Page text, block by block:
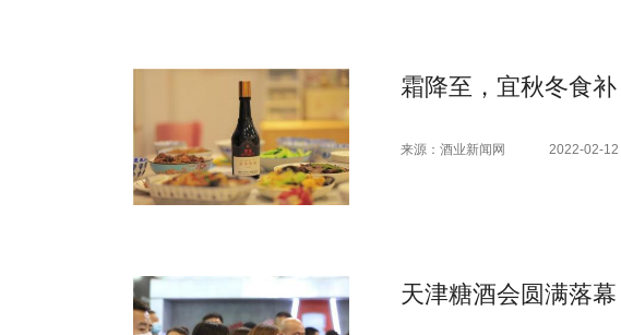
霜降至，宜秋冬食
来源：酒业新闻网 2022-02-
天津糖酒会圆满落